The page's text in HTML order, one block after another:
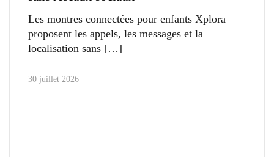
Les montres connectées pour enfants Xplora
proposent les appels, les messages et la
localisation sans
30 juillet 2026